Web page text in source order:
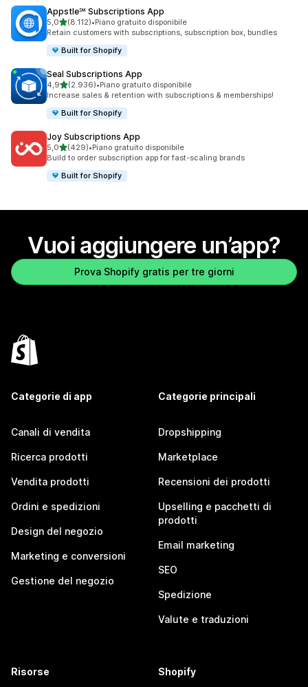
Appstle℠ Subscriptions App
5,0stelle su 5
(8.112)
8112 recensioni totali
•Piano gratuito disponibile
Retain customers with subscriptions, subscription box, bundles
Built for Shopify
Seal Subscriptions App
4,9stelle su 5
(2.936)
2936 recensioni totali
•Piano gratuito disponibile
Increase sales & retention with subscriptions & memberships!
Built for Shopify
Joy Subscriptions App
5,0stelle su 5
(429)
429 recensioni totali
•Piano gratuito disponibile
Build to order subscription app for fast-scaling brands
Built for Shopify
Vuoi aggiungere un’app?
Prova Shopify gratis per tre giorni
Categorie di app
Canali di vendita
Ricerca prodotti
Vendita prodotti
Ordini e spedizioni
Design del negozio
Marketing e conversioni
Gestione del negozio
Categorie principali
Dropshipping
Marketplace
Recensioni dei prodotti
Upselling e pacchetti di
prodotti
Email marketing
SEO
Spedizione
Valute e traduzioni
Risorse Shopify